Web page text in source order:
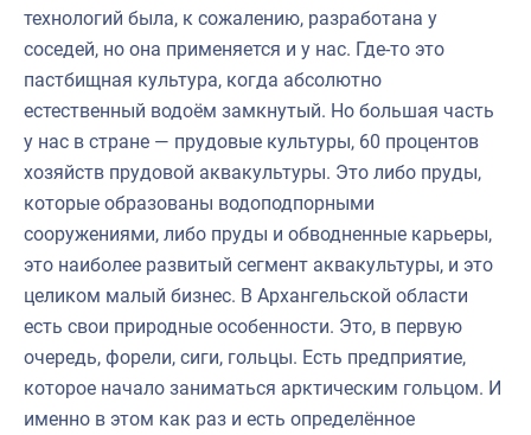
технологий была, к сожалению, разработана у
соседей, но она применяется и у нас. Где-то это
пастбищная культура, когда абсолютно
естественный водоём замкнутый. Но большая часть
у нас в стране — прудовые культуры, 60 процентов
хозяйств прудовой аквакультуры. Это либо пруды,
которые образованы водоподпорными
сооружениями, либо пруды и обводненные карьеры,
это наиболее развитый сегмент аквакультуры, и это
целиком малый бизнес. В Архангельской области
есть свои природные особенности. Это, в первую
очередь, форели, сиги, гольцы. Есть предприятие,
которое начало заниматься арктическим гольцом. И
именно в этом как раз и есть определённое